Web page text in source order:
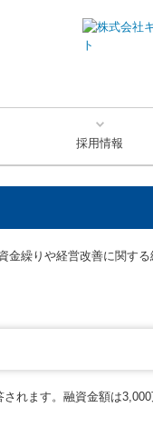
採用情報
社員座談会
繰りや経営改善に関す
れます。融資金額は3,000